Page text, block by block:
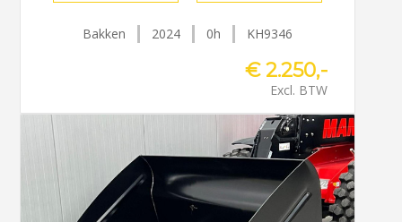
Bakken 2024 0h KH9346
€ 2.250,-
Excl. BTW